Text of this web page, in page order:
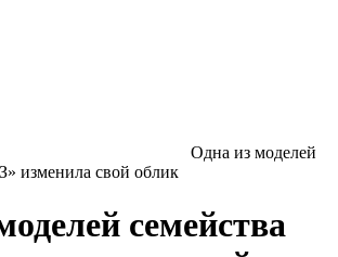
Одна из моделей
изменила свой облик
семейства